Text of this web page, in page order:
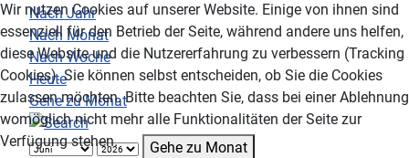
Nach Jahr
Nach Monat
Nach Woche
Heute
Gehe zu Monat
Gehe zu Monat
Wir nutzen Cookies auf unserer Website. Einige von ihnen sind
essenziell für den Betrieb der Seite, während andere uns helfen,
diese Website und die Nutzererfahrung zu verbessern (Tracking
Cookies). Sie können selbst entscheiden, ob Sie die Cookies
zulassen möchten. Bitte beachten Sie, dass bei einer Ablehnung
womöglich nicht mehr alle Funktionalitäten der Seite zur
Verfügung stehen.